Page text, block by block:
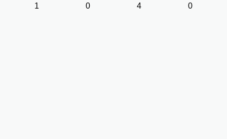
1 0 4 0